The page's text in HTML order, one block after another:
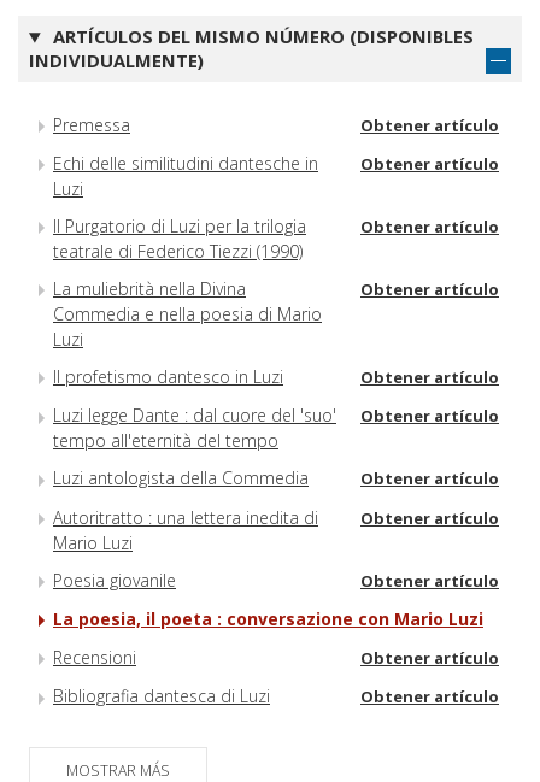
ARTÍCULOS DEL MISMO NÚMERO (DISPONIBLES
INDIVIDUALMENTE)
Premessa Obtener artículo
Echi delle similitudini dantesche in
Luzi
Obtener artículo
Il Purgatorio di Luzi per la trilogia
teatrale di Federico Tiezzi (1990)
Obtener artículo
La muliebrità nella Divina
Commedia e nella poesia di Mario
Luzi
Obtener artículo
Il profetismo dantesco in Luzi Obtener artículo
Luzi legge Dante : dal cuore del 'suo'
tempo all'eternità del tempo
Obtener artículo
Luzi antologista della Commedia Obtener artículo
Autoritratto : una lettera inedita di
Mario Luzi
Obtener artículo
Poesia giovanile Obtener artículo
La poesia, il poeta : conversazione con Mario Luzi
Recensioni
Obtener artículo
Bibliografia dantesca di Luzi Obtener artículo
MOSTRAR MÁS